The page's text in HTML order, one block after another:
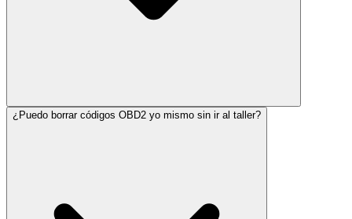
¿Puedo borrar códigos OBD2 yo mismo sin ir al taller?